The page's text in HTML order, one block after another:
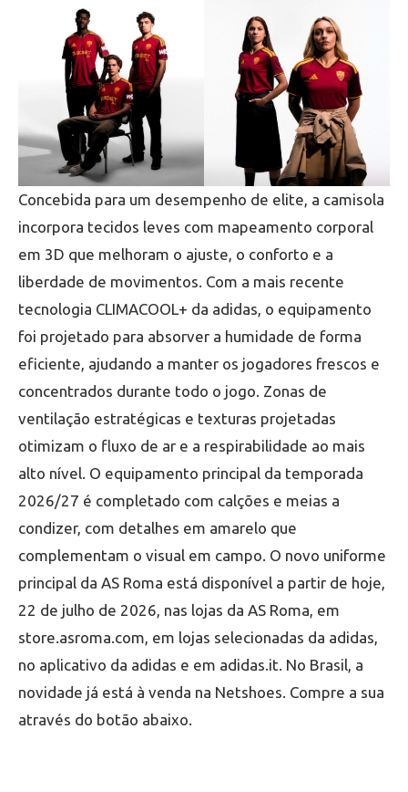
Concebida para um desempenho de elite, a camisola
incorpora tecidos leves com mapeamento corporal
em 3D que melhoram o ajuste, o conforto e a
liberdade de movimentos. Com a mais recente
tecnologia CLIMACOOL+ da adidas, o equipamento
foi projetado para absorver a humidade de forma
eficiente, ajudando a manter os jogadores frescos e
concentrados durante todo o jogo. Zonas de
ventilação estratégicas e texturas projetadas
otimizam o fluxo de ar e a respirabilidade ao mais
alto nível. O equipamento principal da temporada
2026/27 é completado com calções e meias a
condizer, com detalhes em amarelo que
complementam o visual em campo. O novo uniforme
principal da AS Roma está disponível a partir de hoje,
22 de julho de 2026, nas lojas da AS Roma, em
store.asroma.com, em lojas selecionadas da adidas,
no aplicativo da adidas e em adidas.it. No Brasil, a
novidade já está à venda na Netshoes. Compre a sua
através do botão abaixo.